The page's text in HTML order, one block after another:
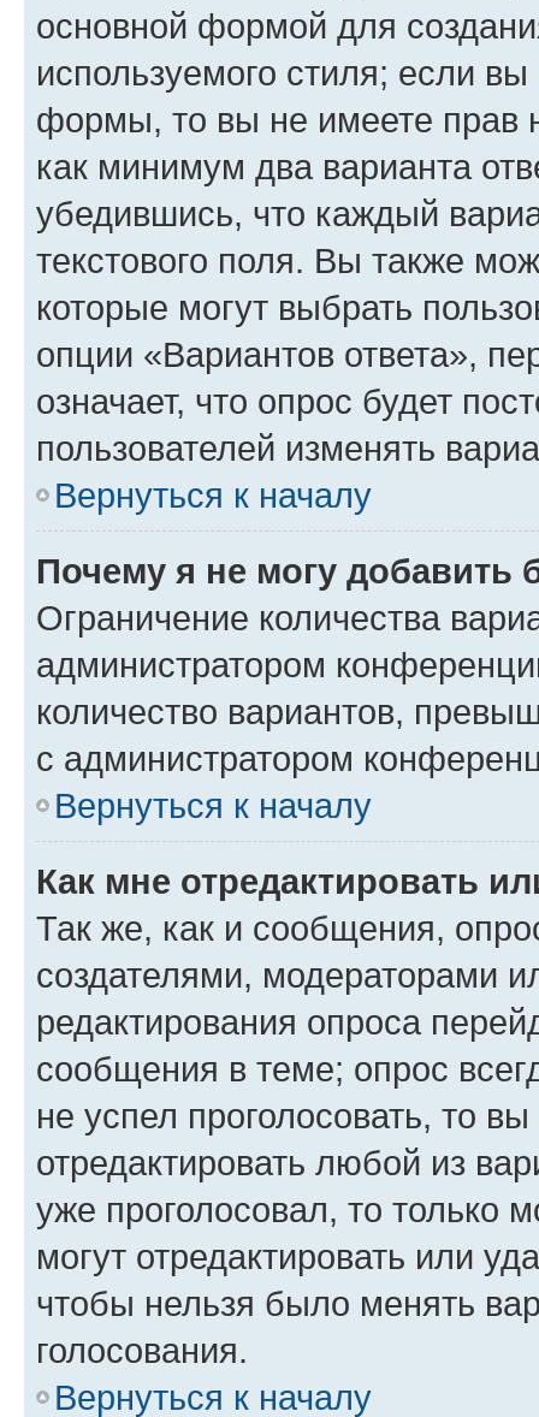
основной формой для
используемого стиля; если
формы, то вы не имеете прав
как минимум два варианта
убедившись, что каждый
текстового поля. Вы также
которые могут выбрать
опции «Вариантов ответа»,
означает, что опрос будет
пользователей изменять
Вернуться к началу
Почему я не могу добавить
Ограничение количества
администратором
количество вариантов,
с администратором
Вернуться к началу
Как мне отредактировать
Так же, как и сообщения,
создателями, модераторами
редактирования опроса
сообщения в теме; опрос
не успел проголосовать, то
отредактировать любой из
уже проголосовал, то только
могут отредактировать или
чтобы нельзя было менять
голосования.
Вернуться к началу